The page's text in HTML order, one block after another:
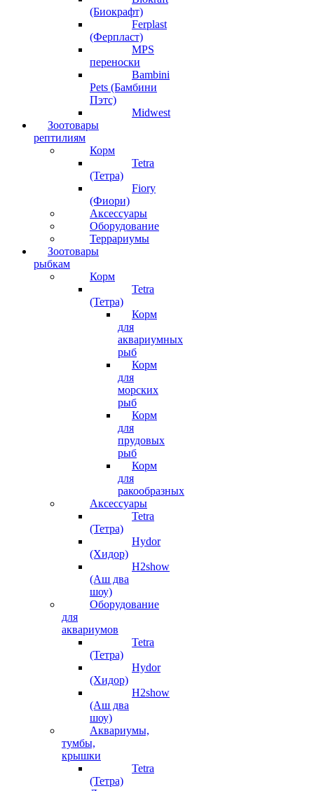
(Биокрафт)
Ferplast
(Ферпласт)
MPS
переноски
Bambini
Pets (Бамбини
Пэтс)
Midwest
Зоотовары
рептилиям
Корм
Tetra
(Тетра)
Fiory
(Фиори)
Аксессуары
Оборудование
Террариумы
Зоотовары
рыбкам
Корм
Tetra
(Тетра)
Корм
для
аквариумных
рыб
Корм
для
морских
рыб
Корм
для
прудовых
рыб
Корм
для
ракообразных
Аксессуары
Tetra
(Тетра)
Hydor
(Хидор)
H2show
(Аш два
шоу)
Оборудование
для
аквариумов
Tetra
(Тетра)
Hydor
(Хидор)
H2show
(Аш два
шоу)
Аквариумы,
тумбы,
крышки
Tetra
(Тетра)